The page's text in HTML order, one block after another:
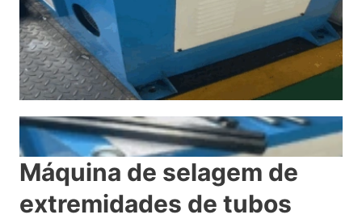
Máquina de selagem de
extremidades de tubos